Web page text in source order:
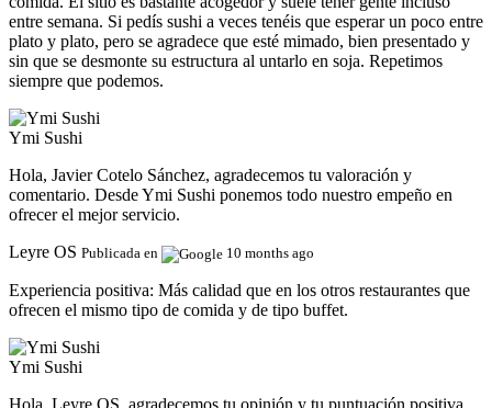
entre semana. Si pedís sushi a veces tenéis que esperar un poco entre
plato y plato, pero se agradece que esté mimado, bien presentado y
sin que se desmonte su estructura al untarlo en soja. Repetimos
siempre que podemos.
Ymi Sushi
Hola, Javier Cotelo Sánchez, agradecemos tu valoración y
comentario. Desde Ymi Sushi ponemos todo nuestro empeño en
ofrecer el mejor servicio.
Leyre OS Publicada en 10 months ago
Experiencia positiva: Más calidad que en los otros restaurantes que
ofrecen el mismo tipo de comida y de tipo buffet.
Ymi Sushi
Hola, Leyre OS, agradecemos tu opinión y tu puntuación positiva.